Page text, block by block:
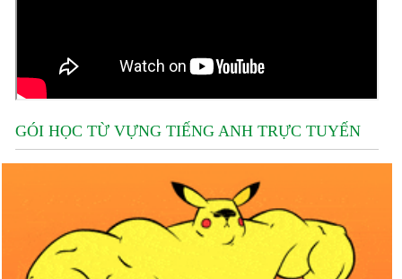
GÓI HỌC TỪ VỰNG TIẾNG ANH TRỰC TUYẾN